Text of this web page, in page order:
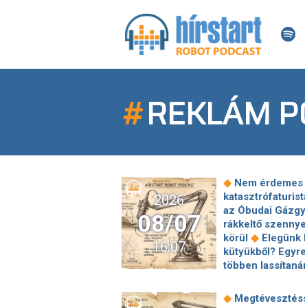
#REKLÁM
2026
08/07
16:07
◆ Nem érdemes
az Óbudai
rákkeltő
körül ◆ Elegünk
kütyükből? Egyre
többen
gyári
◆